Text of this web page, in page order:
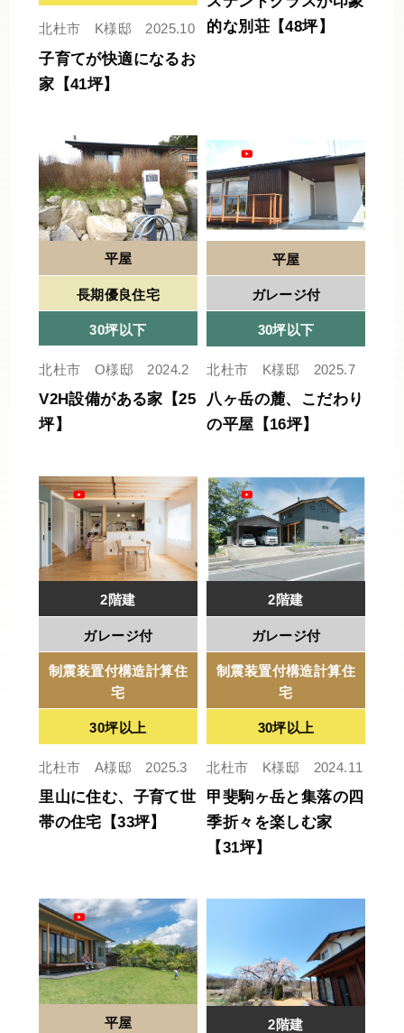
北杜市 K様邸 2025.10
子育てが快適になるお
家【41坪】
的な別荘【48坪】
平屋
長期優良住宅
30坪以下
北杜市 O様邸 2024.2
V2H設備がある家【25
坪】
平屋
ガレージ付
30坪以下
北杜市 K様邸 2025.7
八ヶ岳の麓、こだわり
の平屋【16坪】
2階建
ガレージ付
制震装置付構造計算住
宅
30坪以上
北杜市 A様邸 2025.3
里山に住む、子育て世
帯の住宅【33坪】
2階建
ガレージ付
制震装置付構造計算住
宅
30坪以上
北杜市 K様邸 2024.11
甲斐駒ヶ岳と集落の四
季折々を楽しむ家
【31坪】
平屋 2階建